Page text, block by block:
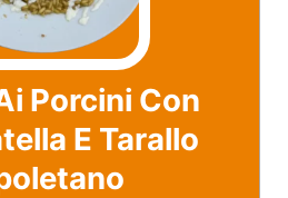
Porcini Con
E Tarallo